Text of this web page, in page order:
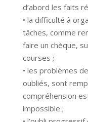
d’abord les faits
• la difficulté à
tâches, comme
faire un chèque,
courses ;
• les problèmes
oubliés, sont
compréhension
impossible ;